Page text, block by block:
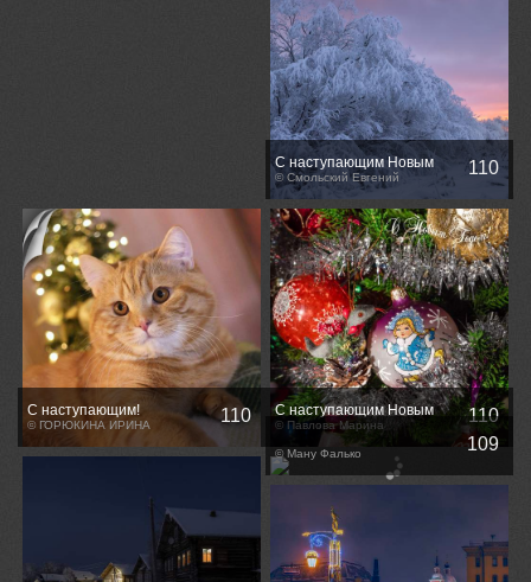
С наступающим Новым
годом всех!
© Смольский Евгений 110
С наступающим!
© ГОРЮКИНА ИРИНА 110
С наступающим Новым
годом!
© Павлова Марина 110
© Ману Фалько 109